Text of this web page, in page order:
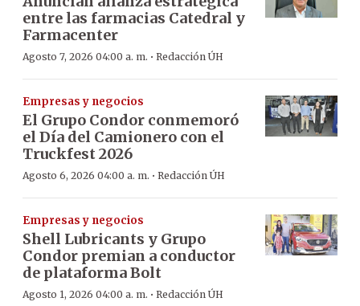
entre las farmacias Catedral y
Farmacenter
Agosto 7, 2026 04:00 a. m. · Redacción ÚH
Empresas y negocios
El Grupo Condor conmemoró
el Día del Camionero con el
Truckfest 2026
Agosto 6, 2026 04:00 a. m. · Redacción ÚH
Empresas y negocios
Shell Lubricants y Grupo
Condor premian a conductor
de plataforma Bolt
Agosto 1, 2026 04:00 a. m. · Redacción ÚH